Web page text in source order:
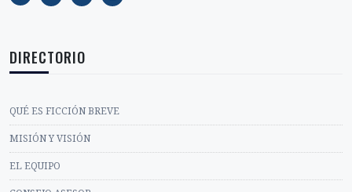
DIRECTORIO
QUÉ ES FICCIÓN BREVE
MISIÓN Y VISIÓN
EL EQUIPO